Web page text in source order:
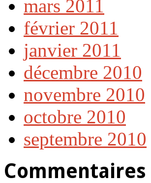
mars 2011
février 2011
janvier 2011
décembre 2010
novembre 2010
octobre 2010
septembre 2010